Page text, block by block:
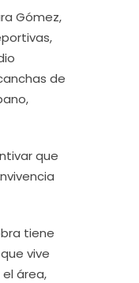
Gómez,
de
que
tiene
vive
área,